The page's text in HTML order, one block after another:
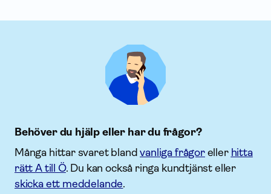
Behöver du hjälp eller har du frågor?
Många hittar svaret blandvanliga frågoreller hitta
rätt A till Ö. Du kan också ringa kundtjänst eller
skicka ett meddelande.